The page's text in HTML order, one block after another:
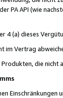
PA API (wie
4 (a) dieses
im Vertrag
die nicht
Einschränkungen